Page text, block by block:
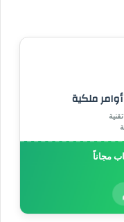
ملكية
مجاناً